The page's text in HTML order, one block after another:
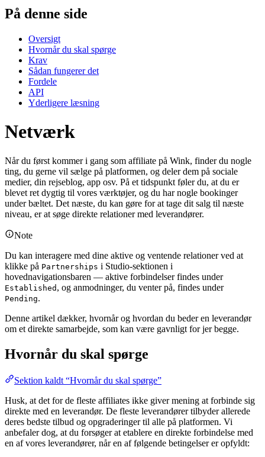
På denne side
Oversigt
Hvornår du skal spørge
Krav
Sådan fungerer det
Fordele
API
Yderligere læsning
Netværk
Når du først kommer i gang som affiliate på Wink, finder du nogle
ting, du gerne vil sælge på platformen, og deler dem på sociale
medier, din rejseblog, app osv. På et tidspunkt føler du, at du er
blevet ret dygtig til vores værktøjer, og du har nogle bookinger
under bæltet. Det næste, du kan gøre for at tage dit salg til næste
niveau, er at søge direkte relationer med leverandører.
Note
Du kan interagere med dine aktive og ventende relationer ved at
klikke på Partnerships i Studio-sektionen i
hovednavigationsbaren — aktive forbindelser findes under
Established , og anmodninger, du venter på, findes under
Pending.
Denne artikel dækker, hvornår og hvordan du beder en leverandør
om et direkte samarbejde, som kan være gavnligt for jer begge.
Hvornår du skal spørge
Sektion kaldt “Hvornår du skal spørge”
Husk, at det for de fleste affiliates ikke giver mening at forbinde sig
direkte med en leverandør. De fleste leverandører tilbyder allerede
deres bedste tilbud og opgraderinger til alle på platformen. Vi
anbefaler dog, at du forsøger at etablere en direkte forbindelse med
en af vores leverandører, når en af følgende betingelser er opfyldt: